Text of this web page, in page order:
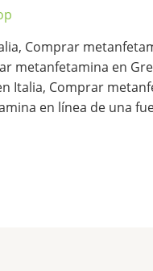
Comprar
metanfetamina en
Italia, Comprar
en línea de una